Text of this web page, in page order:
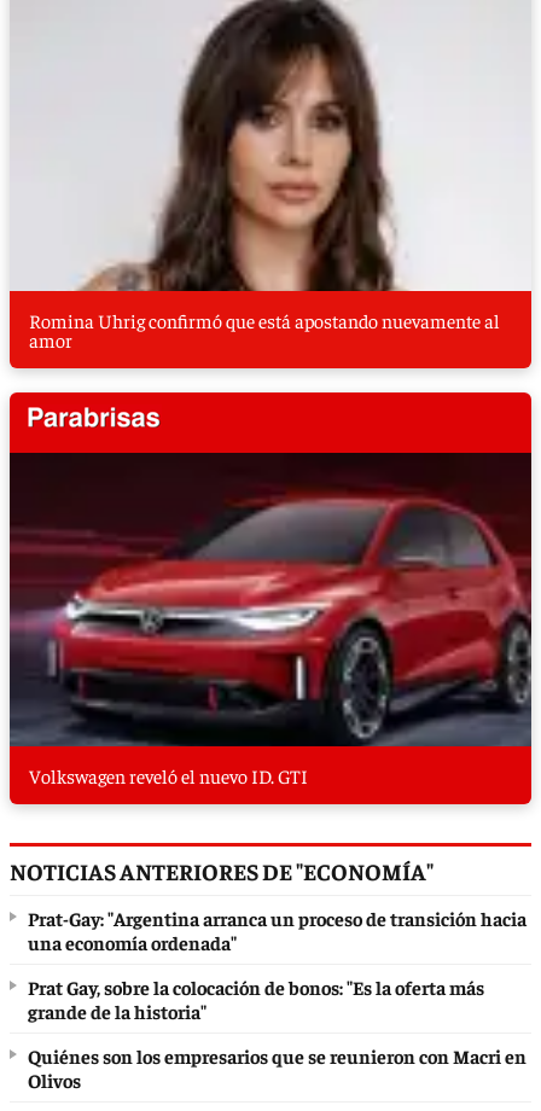
Romina Uhrig confirmó que está apostando nuevamente al
amor
Volkswagen reveló el nuevo ID. GTI
NOTICIAS ANTERIORES DE "ECONOMÍA"
Prat-Gay: "Argentina arranca un proceso de transición hacia
una economía ordenada"
Prat Gay, sobre la colocación de bonos: "Es la oferta más
grande de la historia"
Quiénes son los empresarios que se reunieron con Macri en
Olivos